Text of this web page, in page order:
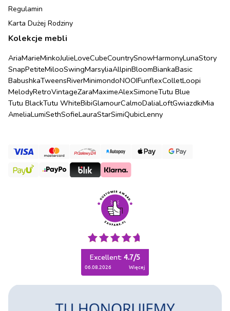
Regulamin
Karta Dużej Rodziny
Kolekcje mebli
AriaMarieMinkoJulieLoveCubeCountrySnowHarmonyLunaStory
SnapPetiteMilooSwingMarsyliaAllpinBloomBiankaBasic
BabushkaTweensRiverMinimondoNOOIFunflexColletLoopi
MelodyRetroVintageZaraMaximeAlexSimoneTutu Blue
Tutu BlackTutu WhiteBibiGlamourCalmoDaliaLoftGwiazdkiMia
AmeliaLumiSethSofieLauraStarSimiQubicLenny
Excellent: 4.7/5
06.08.2026 więcej